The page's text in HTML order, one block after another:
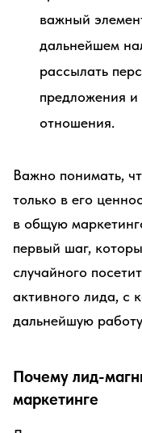
важный
дальнейшем
рассылать
предложения и
отношения.
Важно понимать,
только в его
в общую
первый шаг,
случайного
активного лида, с
дальнейшую
Почему лид-
маркетинге